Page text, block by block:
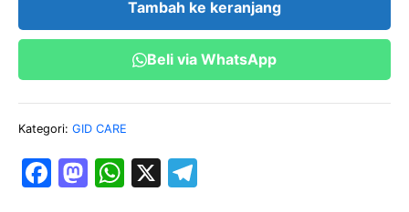
@50+AMP
Tambah ke keranjang
Beli via WhatsApp
Kategori: GID CARE
F
M W X